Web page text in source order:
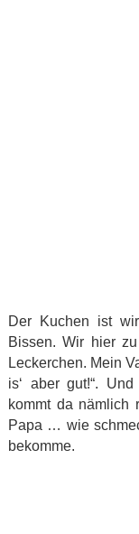
Der Kuchen ist
Bissen. Wir hier
Leckerchen. Mein
is‘ aber gut!“.
kommt da nämlich
Papa … wie
bekomme.